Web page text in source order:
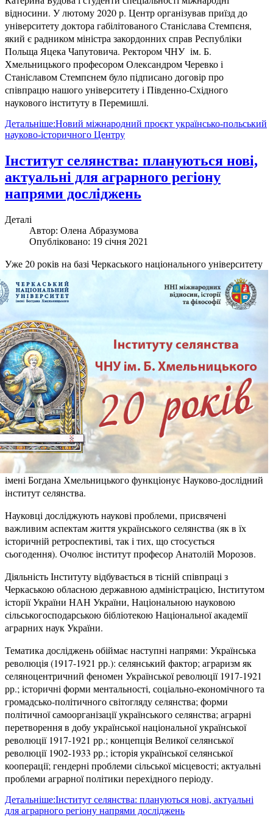
відносини. У лютому 2020 р. Центр організував приїзд до
університету доктора габілітованого Станіслава Стемпєня,
який є радником міністра закордонних справ Республіки
Польща Яцека Чапутовича. Ректором ЧНУ ім. Б.
Хмельницького професором Олександром Черевко і
Станіславом Стемпєнем було підписано договір про
співпрацю нашого університету і Південно-Східного
наукового інституту в Перемишлі.
Детальніше:Новий міжнародний проєкт українсько-польський
науково-історичного Центру
Інститут селянства: плануються нові,
актуальні для аграрного регіону
напрями досліджень
Деталі
Автор: Олена Абразумова
Опубліковано: 19 січня 2021
Уже 20 років на базі Черкаського національного університету
імені Богдана Хмельницького функціонує Науково-дослідний
інститут селянства.
Науковці досліджують наукові проблеми, присвячені
важливим аспектам життя українського селянства (як в їх
історичній ретроспективі, так і тих, що стосується
сьогодення). Очолює інститут професор Анатолій Морозов.
Діяльність Інституту відбувається в тісній співпраці з
Черкаською обласною державною адміністрацією, Інститутом
історії України НАН України, Національною науковою
сільськогосподарською бібліотекою Національної академії
аграрних наук України.
Тематика досліджень обіймає наступні напрями: Українська
революція (1917-1921 рр.): селянський фактор; аграризм як
селяноцентричний феномен Української революції 1917-1921
рр.; історичні форми ментальності, соціально-економічного та
громадсько-політичного світогляду селянства; форми
політичної самоорганізації українського селянства; аграрні
перетворення в добу української національної української
революції 1917-1921 рр.; концепція Великої селянської
революції 1902-1933 рр.; історія української селянської
кооперації; гендерні проблеми сільської місцевості; актуальні
проблеми аграрної політики перехідного періоду.
Детальніше:Інститут селянства: плануються нові, актуальні
для аграрного регіону напрями досліджень